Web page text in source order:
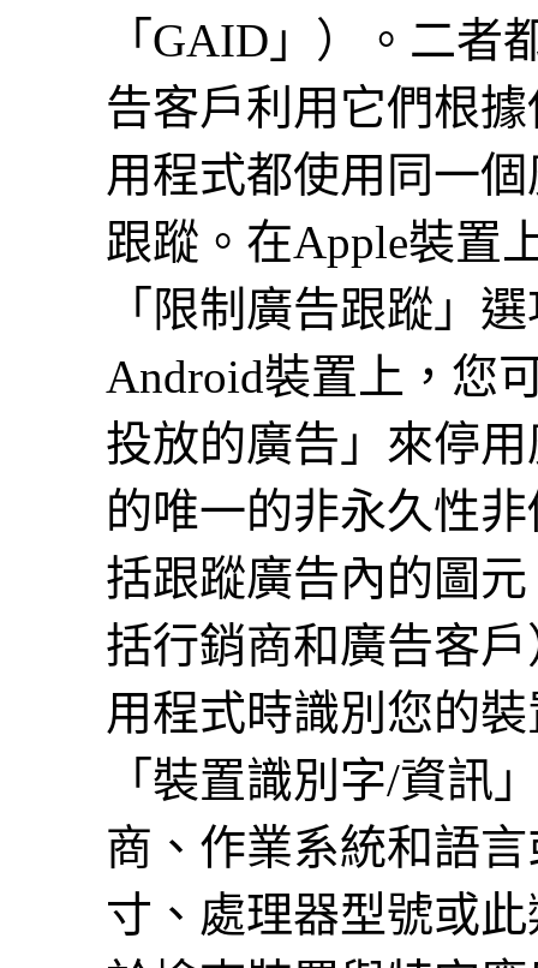
「GAID」）。二者
告客戶利用它們根
用程式都使用同一
跟蹤。在Apple裝置
「限制廣告跟蹤」
Android裝置上，您
投放的廣告」來停
的唯一的非永久性
括跟蹤廣告內的圖
括行銷商和廣告客
用程式時識別您的
「裝置識別字/資訊
商、作業系統和語
寸、處理器型號或